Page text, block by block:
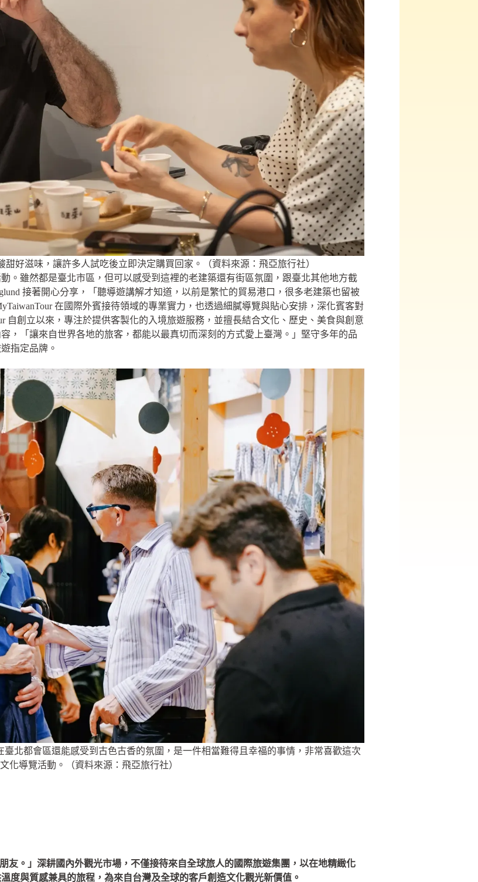
甜好滋味，讓許多人試吃後立即決定購買回家。（資料來源：飛亞旅行社）
。雖然都是臺北市區，但可以感受到這裡的老建築還有街區氛圍，跟臺北其他地方截
接著開心分享，「聽導遊講解才知道，以前是繁忙的貿易港口，很多老建築也留被
在國際外賓接待領域的專業實力，也透過細膩導覽與貼心安排，深化賓客對
自創立以來，專注於提供客製化的入境旅遊服務，並擅長結合文化、歷史、美食與創意
，「讓來自世界各地的旅客，都能以最真切而深刻的方式愛上臺灣。」堅守多年的品
指定品牌。
臺北都會區還能感受到古色古香的氛圍，是一件相當難得且幸福的事情，非常喜歡這次
化導覽活動。（資料來源：飛亞旅行社）
友。」深耕國內外觀光市場，不僅接待來自全球旅人的國際旅遊集團，以在地精緻化
度與質感兼具的旅程，為來自台灣及全球的客戶創造文化觀光新價值。